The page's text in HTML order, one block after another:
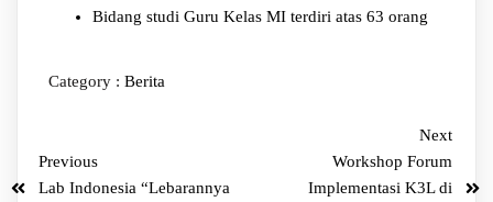
Bidang studi Guru Kelas MI terdiri atas 63 orang
Category : Berita
Previous
Lab Indonesia “Lebarannya
Next
Workshop Forum
Implementasi K3L di